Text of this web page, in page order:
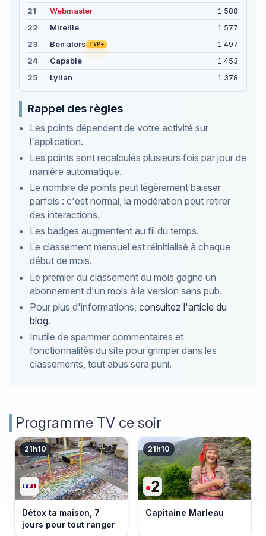
21
Webmaster
1 588
22
Mireille
1 577
23
Ben alors TVP+
1 497
24
Capable
1 453
25
Lylian 1 378
Rappel des règles
Les points dépendent de votre activité sur
l'application.
Les points sont recalculés plusieurs fois par jour de
manière automatique.
Le nombre de points peut légèrement baisser
parfois : c'est normal, la modération peut retirer
des interactions.
Les badges augmentent au fil du temps.
Le classement mensuel est réinitialisé à chaque
début de mois.
Le premier du classement du mois gagne un
abonnement d'un mois à la version sans pub.
Pour plus d'informations, consultez l'article du
blog.
Inutile de spammer commentaires et
fonctionnalités du site pour grimper dans les
classements, tout abus sera puni.
Programme TV ce soir
21h10
Détox ta maison, 7
jours pour tout ranger
21h10
Capitaine Marleau